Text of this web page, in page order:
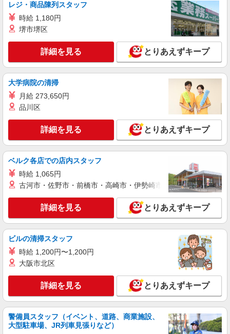
による 社会福祉士・介護福祉士 時給1,231円 その
デイサービス そよ風 兵庫県神戸市須磨区大
キープ 詳細を見る
パート
パナソニック エイジフリーケアセンター神戸
訪問介護／登録ヘルパー／PMのみ
時給1,524円〜2,095円 ※経験・能力・資格等
による 介護福祉士 時給1,587円〜2,095円 実務者
研修 時給1,524円〜2,032円 初任者研修 時給1,524
円〜2,032円 ※インセンティブ制度有あり（社内
規定あり） ※一律処遇改善加算含む 〇時間外勤務
手当 〇土日祝勤務手当 〇年末年始勤務手当
パナソニック エイジフリーケアセンター神戸
兵庫県神戸市須磨区南町3-3-20 ハイツシー&シー
2F
キープ
パート
パナソニック エイジフリーケアセンター神戸
訪問介護／登録ヘルパー／早出のみ
時給1,524円〜2,095円 ※経験・能力・資格等
研修 時給1,524円〜2,032円 初任者研修 時給1,524
円〜2,032円 ※インセンティブ制度有あり（社内
規定あり） ※一律処遇改善加算含む 〇時間外勤務
手当 〇土日祝勤務手当 〇年末年始勤務手当
パナソニック エイジフリーケアセンター神戸
兵庫県神戸市須磨区南町3-3-20 ハイツシー&シー
キープ 詳細を見る
パート
パナソニック エイジフリーケアセンター神戸
訪問介護／ヘルパー／パート
レジ・商品陳列スタッフ
時給 1,180円
堺市堺区
詳細を見る とりあえずキープ
大学病院の清掃
月給 273,650円
品川区
詳細を見る とりあえずキープ
ベルク各店での店内スタッフ
時給 1,065円
古河市・佐野市・前橋市・高崎市・伊勢崎市・太田市・館林市
詳細を見る とりあえずキープ
ビルの清掃スタッフ
時給 1,200円〜1,200円
大阪市北区
詳細を見る とりあえずキープ
警備員スタッフ（イベント、道路、商業施設、
大型駐車場、JR列車見張りなど）